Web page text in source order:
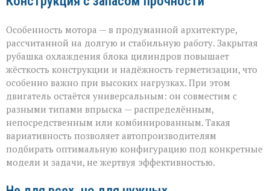
Особенность мотора — в продуманной архитектуре,
рассчитанной на долгую и стабильную работу. Закрытая
рубашка охлаждения блока цилиндров повышает
жёсткость конструкции и надёжность герметизации, что
особенно важно при высоких нагрузках. При этом
двигатель остаётся универсальным: он совместим с
разными типами впрыска — распределённым,
непосредственным или комбинированным. Такая
вариативность позволяет автопроизводителям
подбирать оптимальную конфигурацию под конкретные
модели и задачи, не жертвуя эффективностью.